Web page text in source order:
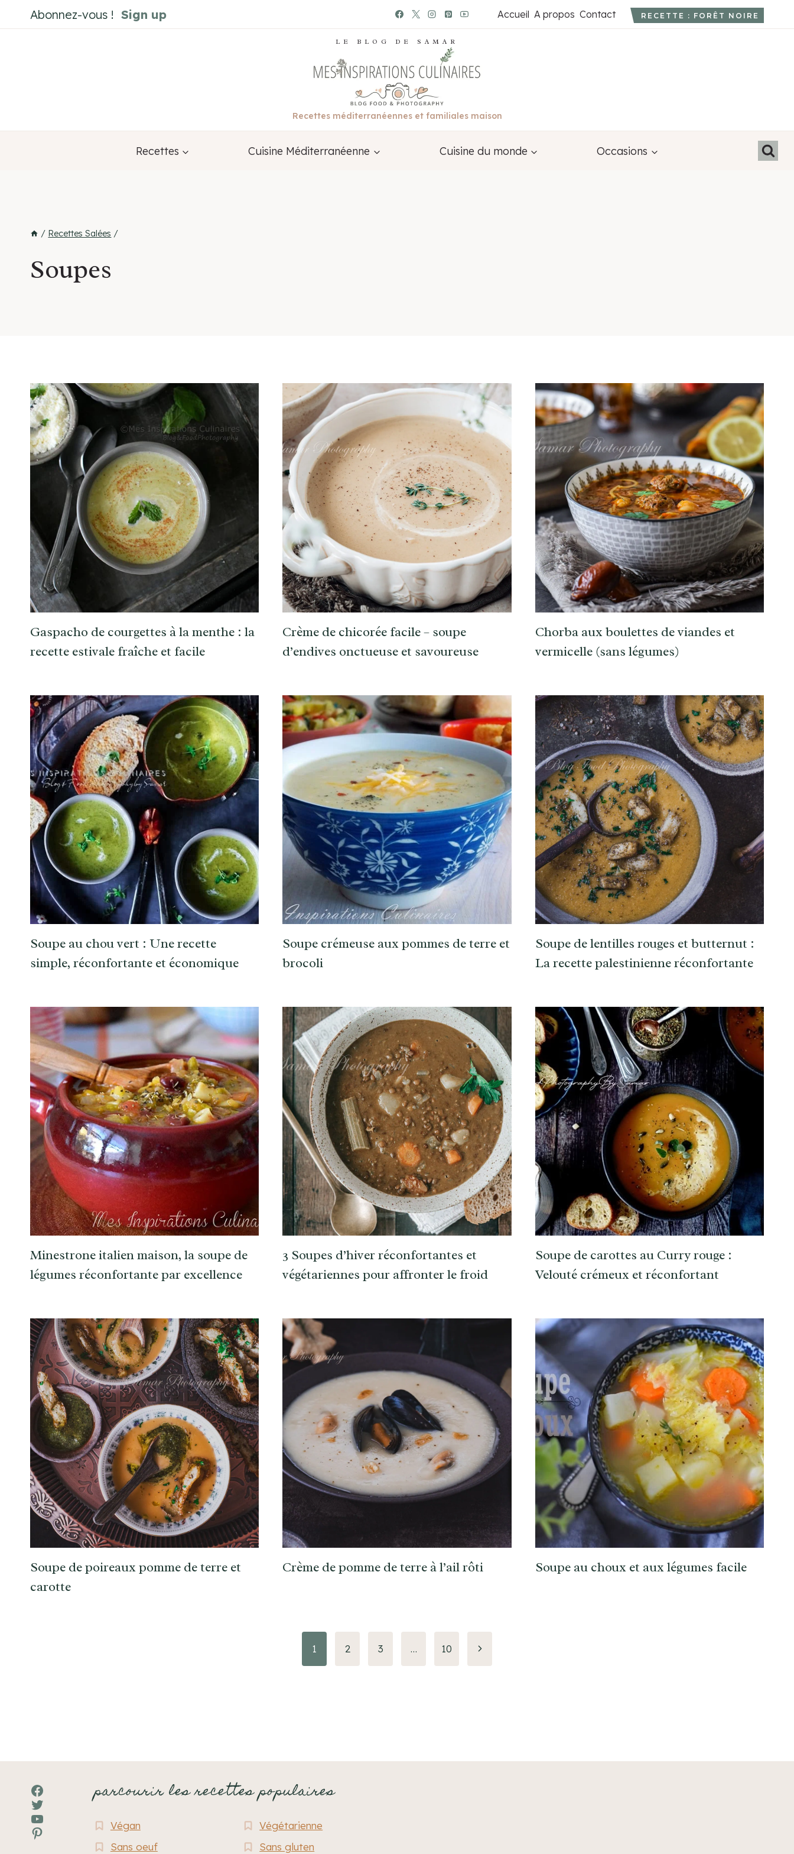
au
Abonnez-vous ! Sign up Accueil A propos Contact RECETTE : FORÊT NOIRE
LE BLOG DE SAMAR
Recettes méditerranéennes et familiales maison
Recettes Cuisine Méditerranéenne Cuisine du monde Occasions
/ Recettes Salées /
Soupes
Gaspacho de courgettes à la menthe : la
recette estivale fraîche et facile
Crème de chicorée facile – soupe
d’endives onctueuse et savoureuse
Chorba aux boulettes de viandes et
vermicelle (sans légumes)
Soupe au chou vert : Une recette
simple, réconfortante et économique
Soupe crémeuse aux pommes de terre et
brocoli
Soupe de lentilles rouges et butternut :
La recette palestinienne réconfortante
Minestrone italien maison, la soupe de
légumes réconfortante par excellence
3 Soupes d’hiver réconfortantes et
végétariennes pour affronter le froid
Soupe de carottes au Curry rouge :
Velouté crémeux et réconfortant
Soupe de poireaux pomme de terre et
carotte
Crème de pomme de terre à l’ail rôti Soupe au choux et aux légumes facile
1 2 3 … 10
Page
Facebook
Twitter
YouTube
Pinterest
parcourir les recettes populaires
Végan
Végétarienne
Sans oeuf
Sans gluten